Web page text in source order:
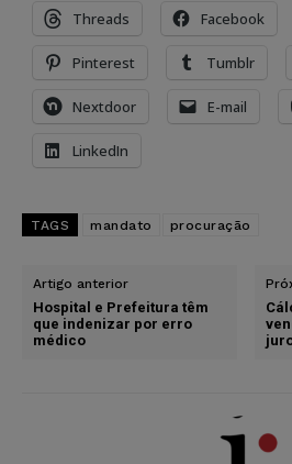
Threads Facebook
Pinterest Tumblr
Nextdoor E-mail
LinkedIn
TAGS mandato procuração
Artigo anterior
Hospital e Prefeitura têm
que indenizar por erro
médico